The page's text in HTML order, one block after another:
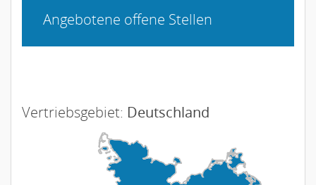
Angebotene offene Stellen
Vertriebsgebiet: Deutschland